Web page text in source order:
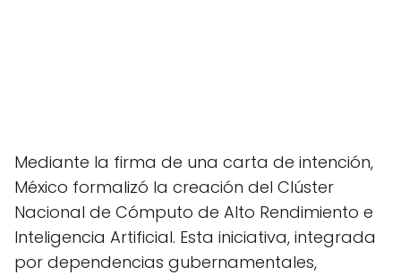
Mediante la firma de una carta de intención,
México formalizó la creación del Clúster
Nacional de Cómputo de Alto Rendimiento e
Inteligencia Artificial. Esta iniciativa, integrada
por dependencias gubernamentales,